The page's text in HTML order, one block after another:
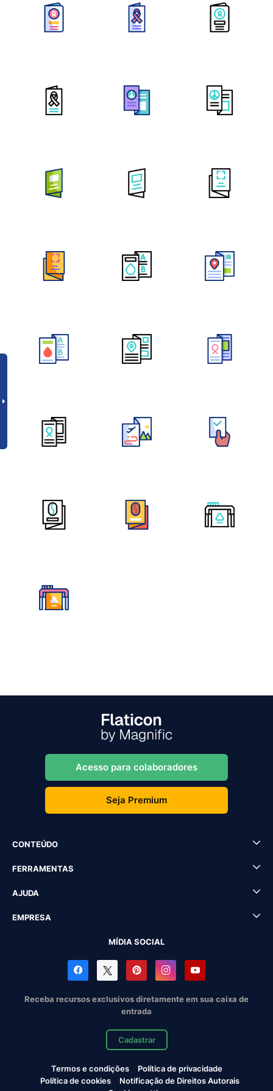
Acesso para colaboradores
Seja Premium
CONTEÚDO
FERRAMENTAS
AJUDA
EMPRESA
MÍDIA SOCIAL
Receba recursos exclusivos diretamente em sua caixa de
entrada
Cadastrar
Termos e condições
Política de privacidade
Política de cookies
Notificação de Direitos Autorais